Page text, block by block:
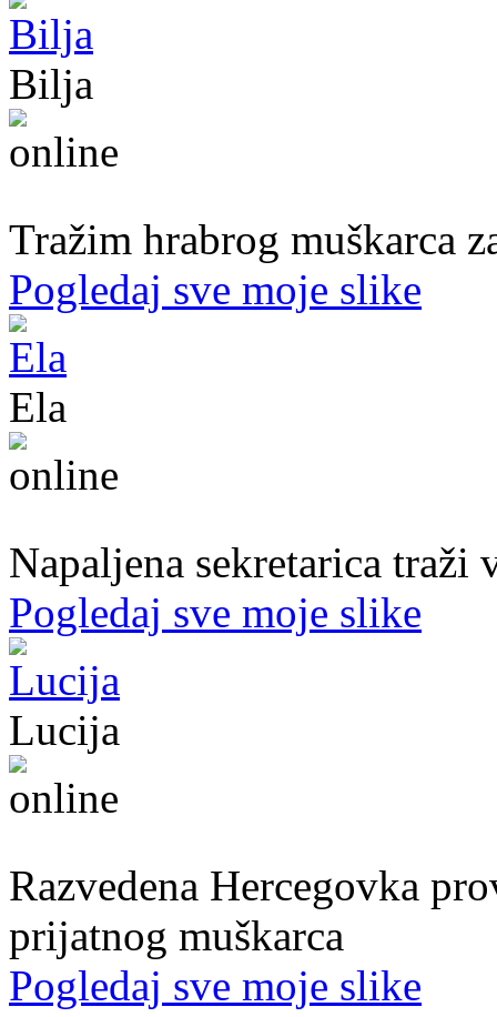
Bilja
Tražim hrabrog muškarca
Pogledaj sve moje slike
Ela
Napaljena sekretarica
Pogledaj sve moje slike
Lucija
Razvedena Hercegovka
prijatnog muškarca
Pogledaj sve moje slike